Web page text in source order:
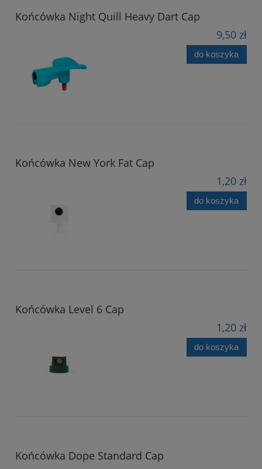
Końcówka Night Quill Heavy Dart Cap
9,50 zł
do koszyka
Końcówka New York Fat Cap
1,20 zł
do koszyka
Końcówka Level 6 Cap
1,20 zł
do koszyka
Końcówka Dope Standard Cap